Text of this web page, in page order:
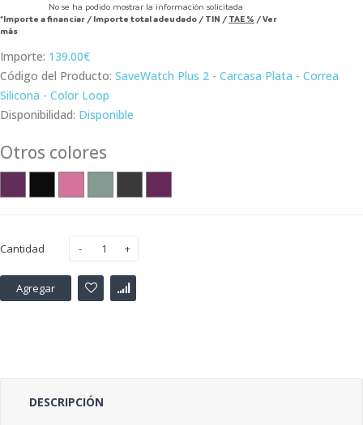
No se ha podido mostrar la información solicitada
*Importe a financiar / Importe total adeudado / TIN / TAE % /Ver
más
Importe: 139.00€
Código del Producto: SaveWatch Plus 2 - Carcasa Plata - Correa
Silicona - Color Loop
Disponibilidad: Disponible
Otros colores
Cantidad
Agregar
DESCRIPCIÓN